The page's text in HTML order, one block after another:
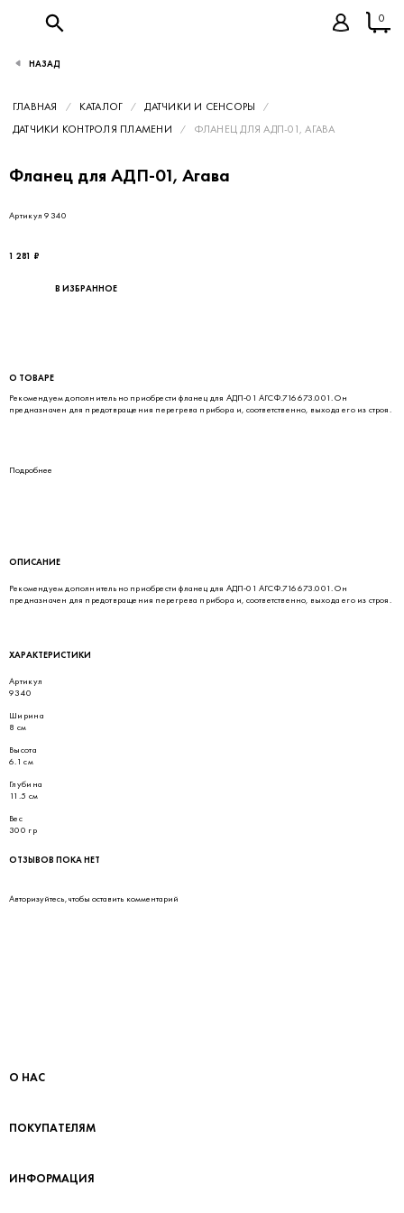
0
ГЛАВНАЯ КАТАЛОГ
ДАТЧИКИ И СЕНСОРЫ
ДАТЧИКИ КОНТРОЛЯ ПЛАМЕНИ
ФЛАНЕЦ ДЛЯ АДП-01, АГАВА
Фланец для АДП-01, Агава
Артикул 9340
1 281 ₽
В ИЗБРАННОЕ
О ТОВАРЕ
Рекомендуем дополнительно приобрести фланец для АДП-01 АГСФ.716673.001. Он
предназначен для предотвращения перегрева прибора и, соответственно, выхода его из строя.
Подробнее
ОПИСАНИЕ
Рекомендуем дополнительно приобрести фланец для АДП-01 АГСФ.716673.001. Он
предназначен для предотвращения перегрева прибора и, соответственно, выхода его из строя.
ХАРАКТЕРИСТИКИ
Артикул
9340
Ширина
8 см
Высота
6.1 см
Глубина
11.5 см
Вес
300 гр
ОТЗЫВОВ ПОКА НЕТ
Авторизуйтесь, чтобы оставить комментарий
О НАС
ПОКУПАТЕЛЯМ
ИНФОРМАЦИЯ
НАЗАД